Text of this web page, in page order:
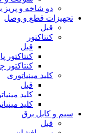
دو شاخه و پریز
تجهیزات قطع و وصل
قبل
کنتاکتور
قبل
کنتاکتور
کنتاکتور
کلید مینیاتوری
قبل
کلید
کلید
سیم و کابل برق
قبل